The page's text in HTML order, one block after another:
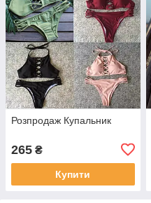
Розпродаж Купальник
265 ₴
Купити